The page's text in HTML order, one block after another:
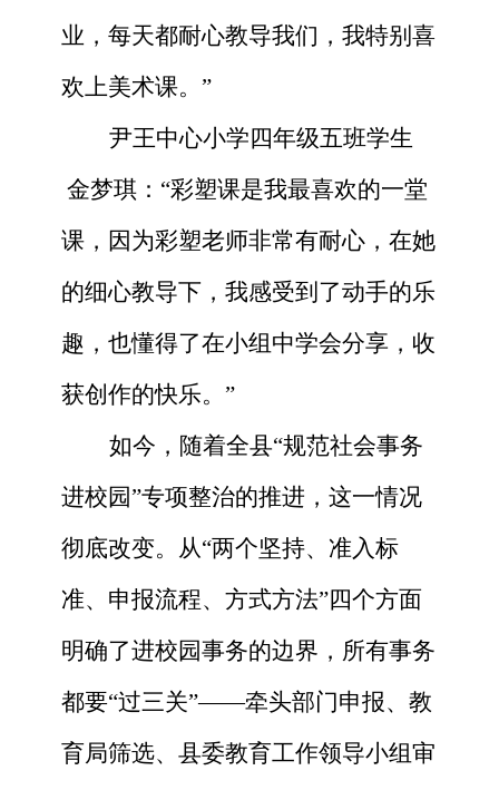
业，每天都耐心教导我们，我特别喜
欢上美术课。”
尹王中心小学四年级五班学生
金梦琪：“彩塑课是我最喜欢的一堂
课，因为彩塑老师非常有耐心，在她
的细心教导下，我感受到了动手的乐
趣，也懂得了在小组中学会分享，收
获创作的快乐。”
如今，随着全县“规范社会事务
进校园”专项整治的推进，这一情况
彻底改变。从“两个坚持、准入标
准、申报流程、方式方法”四个方面
明确了进校园事务的边界，所有事务
都要“过三关”——牵头部门申报、教
育局筛选、县委教育工作领导小组审